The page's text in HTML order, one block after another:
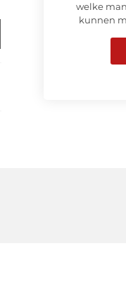
welke
kunnen